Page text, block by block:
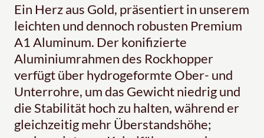
Ein Herz aus Gold, präsentiert in unserem
leichten und dennoch robusten Premium
A1 Aluminum. Der konifizierte
Aluminiumrahmen des Rockhopper
verfügt über hydrogeformte Ober- und
Unterrohre, um das Gewicht niedrig und
die Stabilität hoch zu halten, während er
gleichzeitig mehr Überstandshöhe;